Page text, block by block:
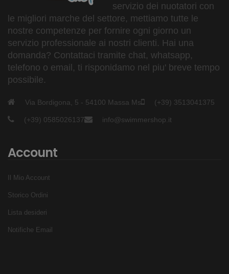
servizio dei nuotatori con
le migliori marche del settore, mettiamo tutte le
nostre competenze per fornire ogni giorno un
servizio professionale ai nostri clienti. Hai una
domanda? Contattaci tramite chat, whatsapp,
telefono o email, ti risponidamo nel piu' breve tempo
possibile.
Via Bordigona, 5 - 54100 Massa Ms (+39) 3513041375
(+39) 0585026137 info@swimmershop.it
Account
Il Mio Account
Storico Ordini
Lista desideri
Notifiche Email